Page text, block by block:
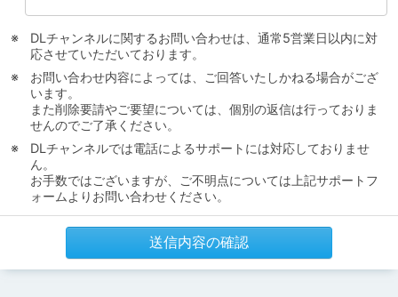
DLチャンネルに関するお問い合わせは、通常5営業日以内に対
応させていただいております。
お問い合わせ内容によっては、ご回答いたしかねる場合がござ
います。
また削除要請やご要望については、個別の返信は行っておりま
せんのでご了承ください。
DLチャンネルでは電話によるサポートには対応しておりませ
ん。
お手数ではございますが、ご不明点については上記サポートフ
ォームよりお問い合わせください。
送信内容の確認